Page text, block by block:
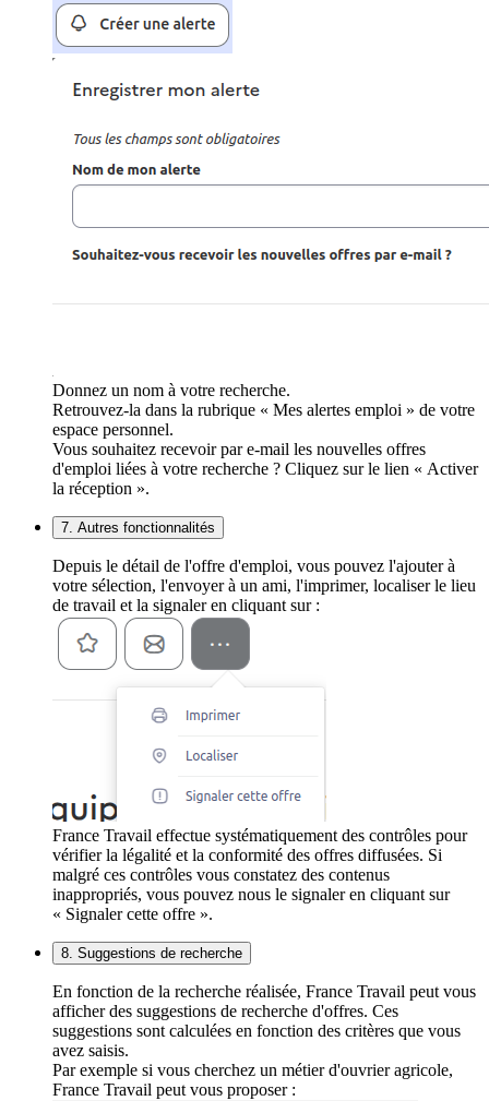
Donnez un nom à votre recherche.
Retrouvez-la dans la rubrique « Mes alertes emploi » de votre
espace personnel.
Vous souhaitez recevoir par e-mail les nouvelles offres
d'emploi liées à votre recherche ? Cliquez sur le lien « Activer
la réception ».
7. Autres fonctionnalités
Depuis le détail de l'offre d'emploi, vous pouvez l'ajouter à
votre sélection, l'envoyer à un ami, l'imprimer, localiser le lieu
de travail et la signaler en cliquant sur :
France Travail effectue systématiquement des contrôles pour
vérifier la légalité et la conformité des offres diffusées. Si
malgré ces contrôles vous constatez des contenus
inappropriés, vous pouvez nous le signaler en cliquant sur
« Signaler cette offre ».
8. Suggestions de recherche
En fonction de la recherche réalisée, France Travail peut vous
afficher des suggestions de recherche d'offres. Ces
suggestions sont calculées en fonction des critères que vous
avez saisis.
Par exemple si vous cherchez un métier d'ouvrier agricole,
France Travail peut vous proposer :